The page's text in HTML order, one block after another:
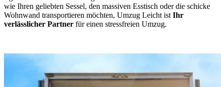
wie Ihren geliebten Sessel, den massiven Esstisch oder die schicke
Wohnwand transportieren möchten, Umzug Leicht ist Ihr
verlässlicher Partner für einen stressfreien Umzug.